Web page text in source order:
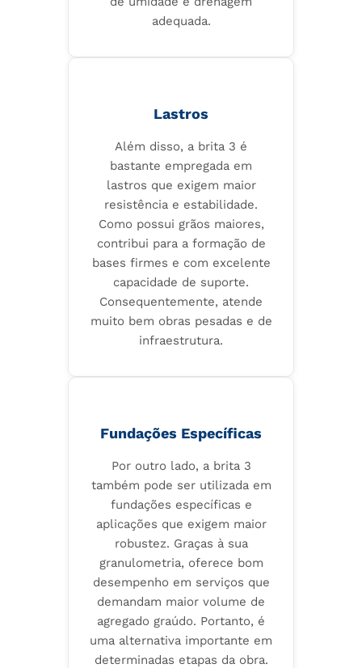
adequada.
Lastros
Além disso, a brita 3 é
bastante empregada em
lastros que exigem maior
resistência e estabilidade.
Como possui grãos maiores,
contribui para a formação de
bases firmes e com excelente
capacidade de suporte.
Consequentemente, atende
muito bem obras pesadas e de
infraestrutura.
Fundações Específicas
Por outro lado, a brita 3
também pode ser utilizada em
fundações específicas e
aplicações que exigem maior
robustez. Graças à sua
granulometria, oferece bom
desempenho em serviços que
demandam maior volume de
agregado graúdo. Portanto, é
uma alternativa importante em
determinadas etapas da obra.